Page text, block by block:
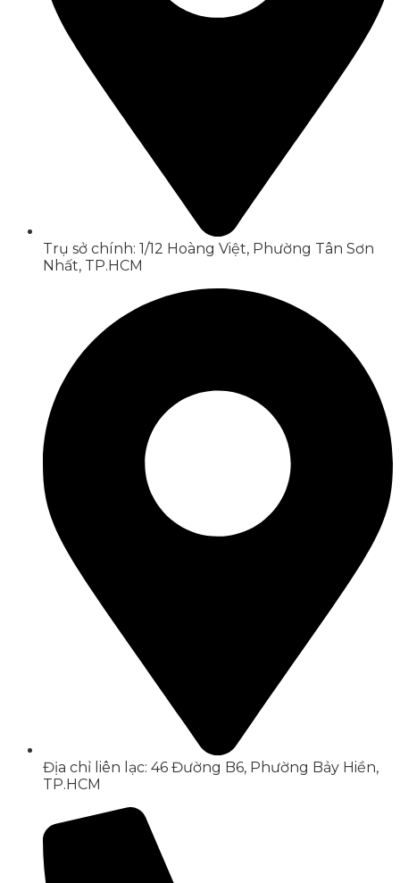
Trụ sở chính: 1/12 Hoàng Việt, Phường Tân Sơn
Nhất, TP.HCM
Địa chỉ liên lạc: 46 Đường B6, Phường Bảy Hiền,
TP.HCM